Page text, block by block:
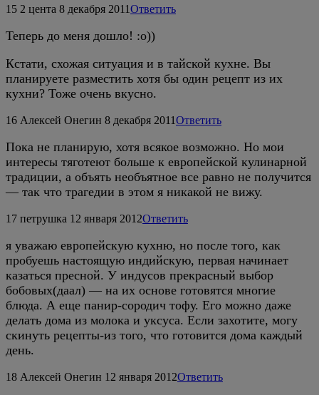
15 2 цента 8 декабря 2011Ответить
Теперь до меня дошло! :о))
Кстати, схожая ситуация и в тайской кухне. Вы
планируете разместить хотя бы один рецепт из их
кухни? Тоже очень вкусно.
16 Алексей Онегин 8 декабря 2011Ответить
Пока не планирую, хотя всякое возможно. Но мои
интересы тяготеют больше к европейской кулинарной
традиции, а объять необъятное все равно не получится
— так что трагедии в этом я никакой не вижу.
17 петрушка 12 января 2012Ответить
я уважаю европейскую кухню, но после того, как
пробуешь настоящую индийскую, первая начинает
казаться пресной. У индусов прекрасный выбор
бобовых(даал) — на их основе готовятся многие
блюда. А еще панир-сородич тофу. Его можно даже
делать дома из молока и уксуса. Если захотите, могу
скинуть рецепты-из того, что готовится дома каждый
день.
18 Алексей Онегин 12 января 2012Ответить